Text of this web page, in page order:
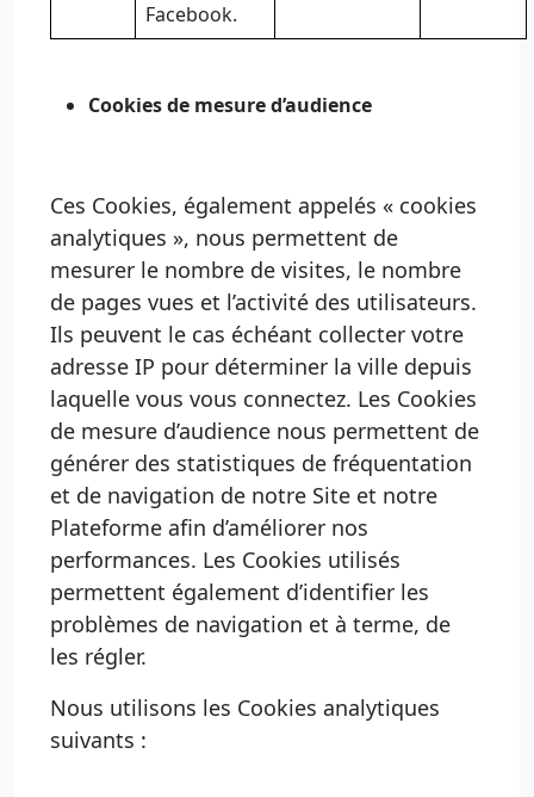
Facebook.
Cookies de mesure d’audience
Ces Cookies, également appelés « cookies
analytiques », nous permettent de
mesurer le nombre de visites, le nombre
de pages vues et l’activité des utilisateurs.
Ils peuvent le cas échéant collecter votre
adresse IP pour déterminer la ville depuis
laquelle vous vous connectez. Les Cookies
de mesure d’audience nous permettent de
générer des statistiques de fréquentation
et de navigation de notre Site et notre
Plateforme afin d’améliorer nos
performances. Les Cookies utilisés
permettent également d’identifier les
problèmes de navigation et à terme, de
les régler.
Nous utilisons les Cookies analytiques
suivants :